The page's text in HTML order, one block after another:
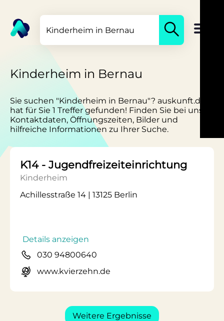
Kinderheim in Bernau
Sie suchen "Kinderheim in Bernau"? auskunft.de
hat für Sie 1 Treffer gefunden! Finden Sie bei uns
Kontaktdaten, Öffnungszeiten, Bilder und
hilfreiche Informationen zu Ihrer Suche.
K14 - Jugendfreizeiteinrichtung
Kinderheim
Achillesstraße 14 | 13125 Berlin
Details anzeigen
030 94800640
www.kvierzehn.de
Weitere Ergebnisse